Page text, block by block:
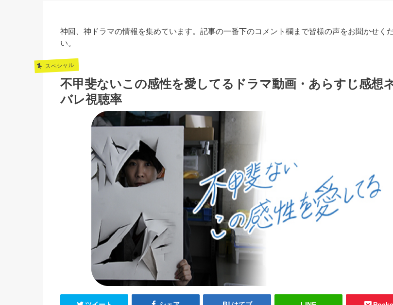
神回、神ドラマの情報を集めています。記事の一番下のコメント欄まで皆様の声をお聞かせく
い。
スペシャル
不甲斐ないこの感性を愛してるドラマ動画・あらすじ感想
バレ視聴率